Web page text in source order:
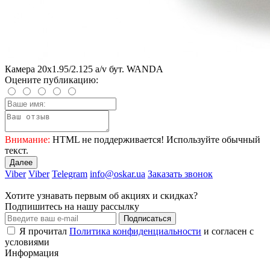
Камера 20x1.95/2.125 a/v бут. WANDA
Оцените публикацию:
Внимание: HTML не поддерживается! Используйте обычный
текст.
Далее
Viber Viber Telegram info@oskar.ua Заказать звонок
Хотите узнавать первым об акциях и скидках?
Подпишитесь на нашу рассылку
Подписаться
Я прочитал Политика конфиденциальности и согласен с
условиями
Информация